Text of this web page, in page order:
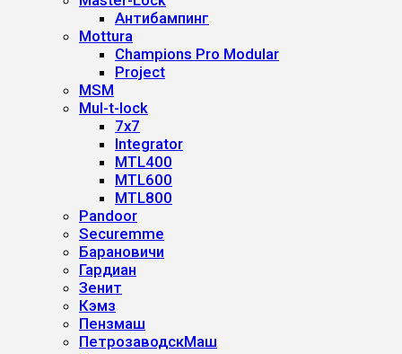
Антибампинг
Mottura
Champions Pro Modular
Project
MSM
Mul-t-lock
7x7
Integrator
MTL400
MTL600
MTL800
Pandoor
Securemme
Барановичи
Гардиан
Зенит
Кэмз
Пензмаш
ПетрозаводскМаш